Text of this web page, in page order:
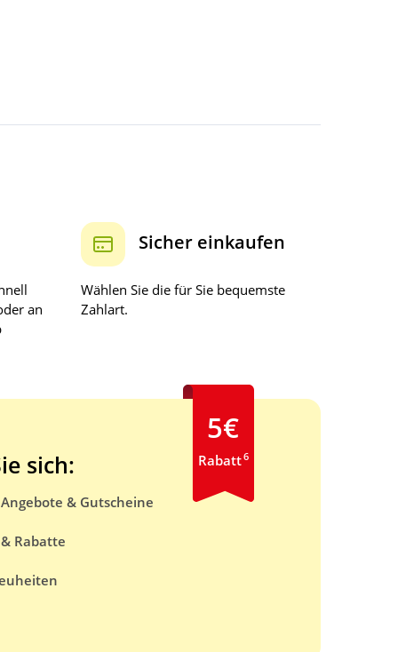
an
Sicher einkaufen
Wählen Sie die für Sie bequemste
Zahlart.
sich:
& Gutscheine
Rabatte
5€
Rabatt6